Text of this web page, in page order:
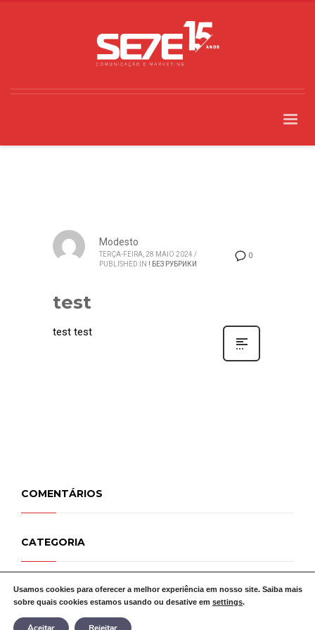
0
Modesto
TERÇA-FEIRA, 28 MAIO 2024 /
PUBLISHED IN ! БЕЗ РУБРИКИ
test
test test
COMENTÁRIOS
CATEGORIA
! Без рубрики
Usamos cookies para oferecer a melhor experiência em nosso site. Saiba mais
sobre quais cookies estamos usando ou desative em settings.